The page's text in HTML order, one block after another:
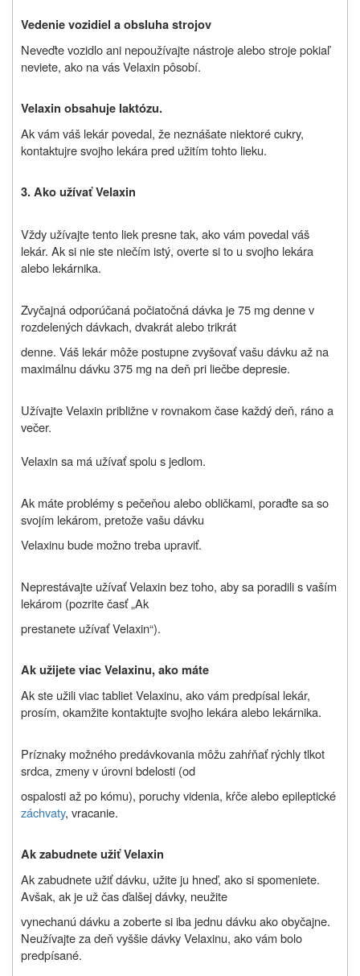
Vedenie vozidiel a obsluha strojov
Neveďte vozidlo ani nepoužívajte nástroje alebo stroje pokiaľ
neviete, ako na vás Velaxin pôsobí.
Velaxin obsahuje laktózu.
Ak vám váš lekár povedal, že neznášate niektoré cukry,
kontaktujre svojho lekára pred užitím tohto lieku.
3. Ako užívať Velaxin
Vždy užívajte tento liek presne tak, ako vám povedal váš
lekár. Ak si nie ste niečím istý, overte si to u svojho lekára
alebo lekárnika.
Zvyčajná odporúčaná počiatočná dávka je 75 mg denne v
rozdelených dávkach, dvakrát alebo trikrát
denne. Váš lekár môže postupne zvyšovať vašu dávku až na
maximálnu dávku 375 mg na deň pri liečbe depresie.
Užívajte Velaxin približne v rovnakom čase každý deň, ráno a
večer.
Velaxin sa má užívať spolu s jedlom.
Ak máte problémy s pečeňou alebo obličkami, poraďte sa so
svojím lekárom, pretože vašu dávku
Velaxinu bude možno treba upraviť.
Neprestávajte užívať Velaxin bez toho, aby sa poradili s vaším
lekárom (pozrite časť „Ak
prestanete užívať Velaxin“).
Ak užijete viac Velaxinu, ako máte
Ak ste užili viac tabliet Velaxinu, ako vám predpísal lekár,
prosím, okamžite kontaktujte svojho lekára alebo lekárnika.
Príznaky možného predávkovania môžu zahŕňať rýchly tlkot
srdca, zmeny v úrovni bdelosti (od
ospalosti až po kómu), poruchy videnia, kŕče alebo epileptické
záchvaty, vracanie.
Ak zabudnete užiť Velaxin
Ak zabudnete užiť dávku, užite ju hneď, ako si spomeniete.
Avšak, ak je už čas ďalšej dávky, neužite
vynechanú dávku a zoberte si iba jednu dávku ako obyčajne.
Neužívajte za deň vyššie dávky Velaxinu, ako vám bolo
predpísané.